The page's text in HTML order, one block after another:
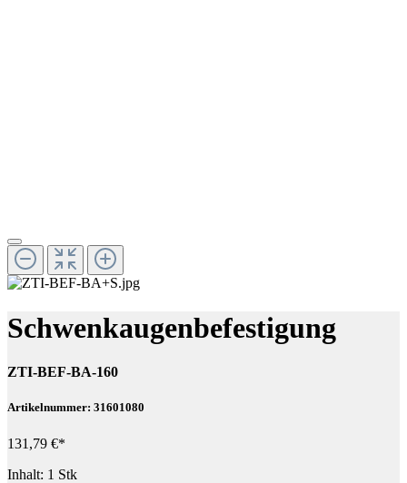
Schwenkaugenbefestigung
ZTI-BEF-BA-160
Artikelnummer: 31601080
131,79 €*
Inhalt: 1 Stk